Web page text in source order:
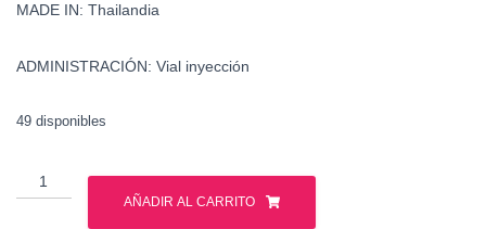
MADE IN: Thailandia
ADMINISTRACIÓN: Vial inyección
49 disponibles
Trembolona
Enantato
AÑADIR AL CARRITO